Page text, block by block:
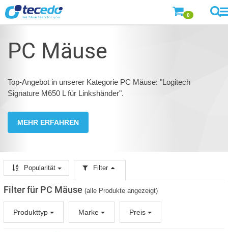
0
PC Mäuse
Top-Angebot in unserer Kategorie PC Mäuse: "Logitech
Signature M650 L für Linkshänder".
MEHR ERFAHREN
Popularität Filter
Filter für PC Mäuse (alle Produkte angezeigt)
Produkttyp Marke Preis